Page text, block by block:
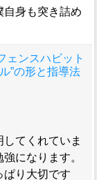
自身も突き詰め
ェンスハビット
”の形と指導法
てくれていま
になります。
ぱり大切です